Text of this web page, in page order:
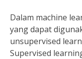
Dalam machine
yang dapat
unsupervised
Supervised